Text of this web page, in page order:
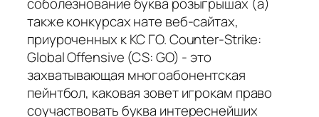
также конкурсах нате веб-сайтах,
приуроченных к КС ГО. Counter-Strike:
Global Offensive (CS: GO) - это
захватывающая многоабонентская
пейнтбол, каковая зовет игрокам право
соучаствовать буква интереснейших